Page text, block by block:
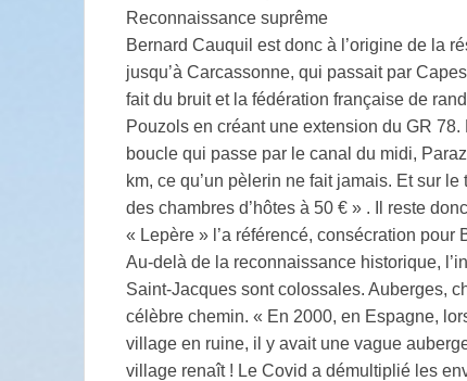
Reconnaissance suprême
Bernard Cauquil est donc à l’origine de la
jusqu’à Carcassonne, qui passait par
fait du bruit et la fédération française de
Pouzols en créant une extension du GR
boucle qui passe par le canal du midi,
km, ce qu’un pèlerin ne fait jamais. Et sur
des chambres d’hôtes à 50 € » . Il reste
« Lepère » l’a référencé, consécration pour
Au-delà de la reconnaissance historique,
Saint-Jacques sont colossales. Auberges,
célèbre chemin. « En 2000, en Espagne,
village en ruine, il y avait une vague
village renaît ! Le Covid a démultiplié les